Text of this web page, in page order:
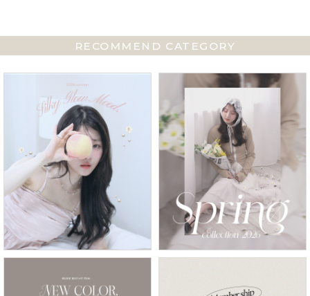
RECOMMEND CATEGORY